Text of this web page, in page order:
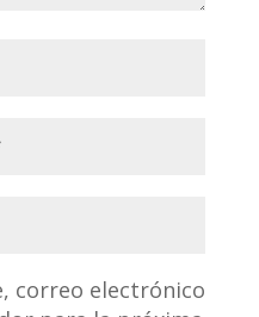
correo electrónico